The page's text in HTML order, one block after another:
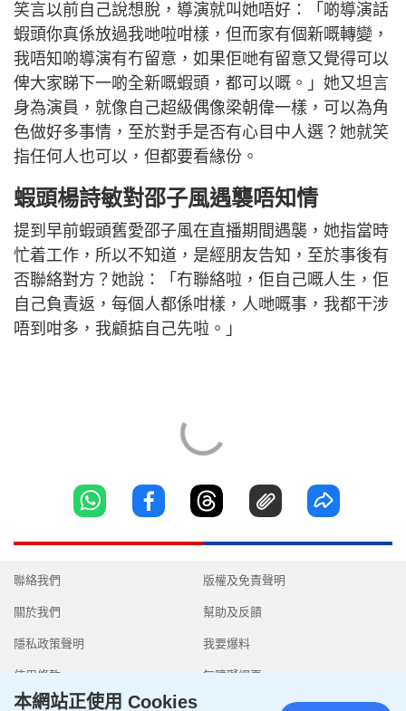
笑言以前自己說想脫，導演就叫她唔好：「啲導演話
蝦頭你真係放過我哋啦咁樣，但而家有個新嘅轉變，
我唔知啲導演有冇留意，如果佢哋有留意又覺得可以
俾大家睇下一啲全新嘅蝦頭，都可以嘅。」她又坦言
身為演員，就像自己超級偶像梁朝偉一樣，可以為角
色做好多事情，至於對手是否有心目中人選？她就笑
指任何人也可以，但都要看緣份。
蝦頭楊詩敏對邵子風遇襲唔知情
提到早前蝦頭舊愛邵子風在直播期間遇襲，她指當時
忙着工作，所以不知道，是經朋友告知，至於事後有
否聯絡對方？她說：「冇聯絡啦，佢自己嘅人生，佢
自己負責返，每個人都係咁樣，人哋嘅事，我都干涉
唔到咁多，我顧掂自己先啦。」
聯絡我們
關於我們
隱私政策聲明
使用條款
版權及免責聲明
幫助及反饋
我要爆料
無障礙網頁
本網站正使用 Cookies